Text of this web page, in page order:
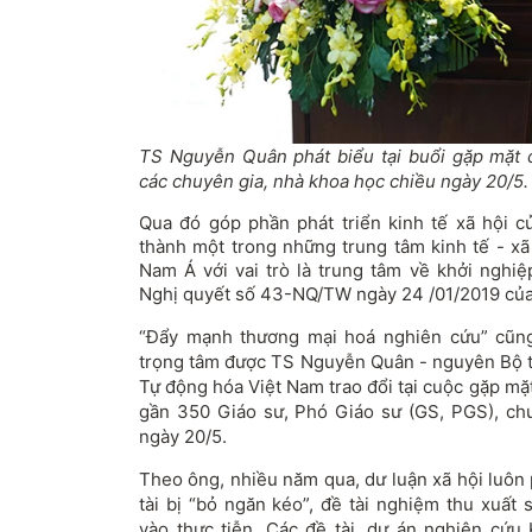
TS Nguyễn Quân phát biểu tại buổi gặp mặt
các chuyên gia, nhà khoa học chiều ngày 20/5.
Qua đó góp phần phát triển kinh tế xã hội
thành một trong những trung tâm kinh tế -
Nam Á với vai trò là trung tâm về khởi
Nghị quyết số 43-NQ/TW ngày 24 /01/2019
“Đẩy mạnh thương mại hoá nghiên cứu”
trọng tâm được TS Nguyễn Quân - nguyên Bộ
Tự động hóa Việt Nam trao đổi tại cuộc gặp
gần 350 Giáo sư, Phó Giáo sư (GS, PGS),
ngày 20/5.
Theo ông, nhiều năm qua, dư luận xã hội
tài bị “bỏ ngăn kéo”, đề tài nghiệm thu xuất